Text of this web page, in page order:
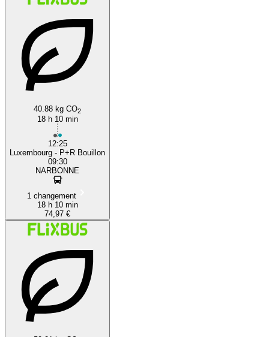
40.88 kg CO2
18 h 10 min
12:25
Luxembourg - P+R Bouillon
09:30
NARBONNE
1 changement
18 h 10 min
74,97 €